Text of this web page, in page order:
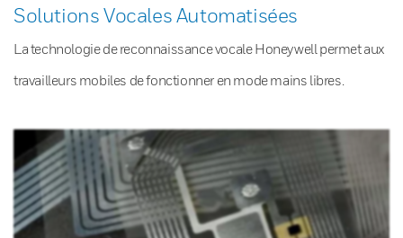
Solutions Vocales Automatisées
La technologie de reconnaissance vocale Honeywell permet aux
travailleurs mobiles de fonctionner en mode mains libres.